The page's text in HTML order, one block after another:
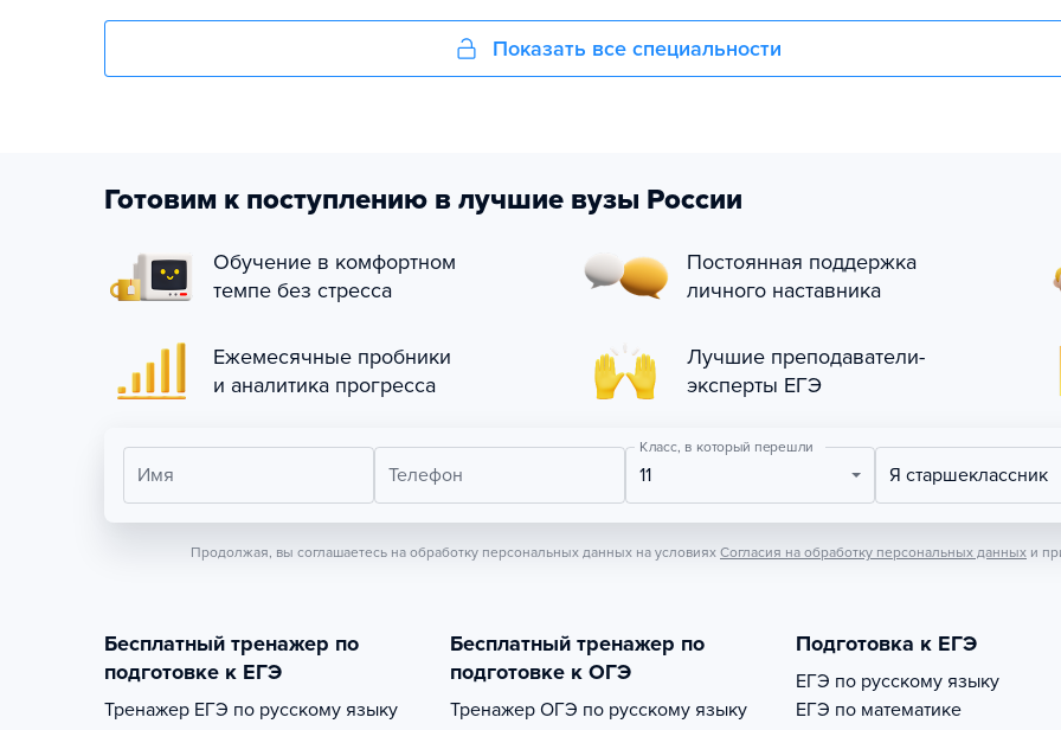
Показать все специальности
Готовим к поступлению в лучшие вузы России
Обучение в комфортном
темпе без стресса
Постоянная поддержка
личного наставника
Ежемесячные пробники
и аналитика прогресса
Лучшие преподаватели-
эксперты ЕГЭ
Имя Телефон
Класс, в который перешли
11 Я старшеклассник
Продолжая, вы соглашаетесь на обработку персональных данных на условиях Согласия на обработку персональных данных и
Бесплатный тренажер по
подготовке к ЕГЭ
Тренажер ЕГЭ по русскому языку
Бесплатный тренажер по
подготовке к ОГЭ
Тренажер ОГЭ по русскому языку
Подготовка к ЕГЭ
ЕГЭ по русскому языку
ЕГЭ по математике